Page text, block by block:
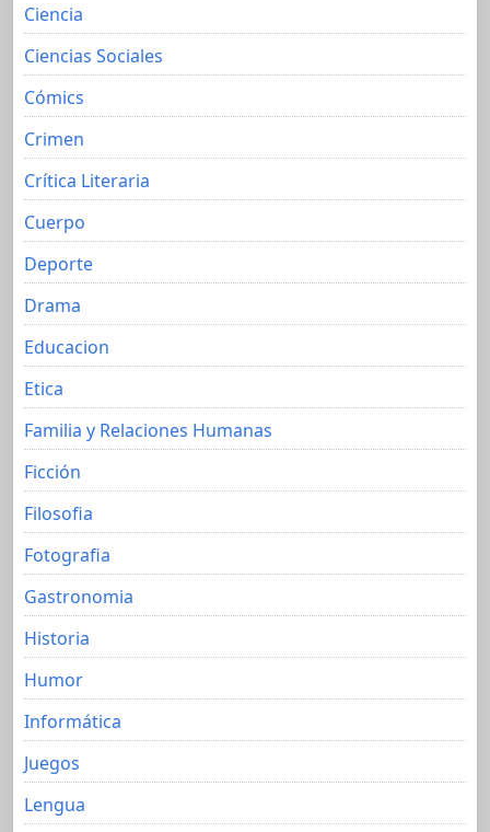
Ciencia
Ciencias Sociales
Cómics
Crimen
Crítica Literaria
Cuerpo
Deporte
Drama
Educacion
Etica
Familia y Relaciones Humanas
Ficción
Filosofia
Fotografia
Gastronomia
Historia
Humor
Informática
Juegos
Lengua